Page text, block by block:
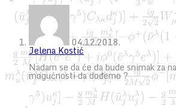
04.12.2018.
Jelena Kostić
Nadam se da će da bude snimak za
mogućnosti da dođemo ?